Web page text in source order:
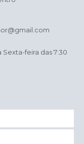
feira das 7:30